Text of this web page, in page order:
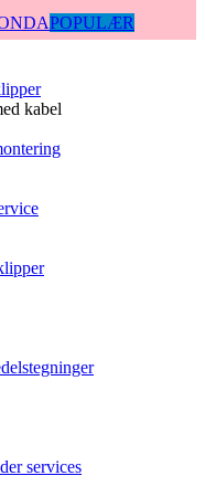
POPULÆR
kabel
services